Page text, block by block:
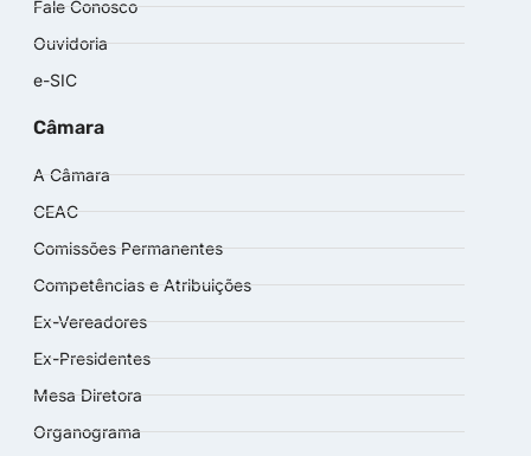
Fale Conosco
Ouvidoria
e-SIC
Câmara
A Câmara
CEAC
Comissões Permanentes
Competências e Atribuições
Ex-Vereadores
Ex-Presidentes
Mesa Diretora
Organograma